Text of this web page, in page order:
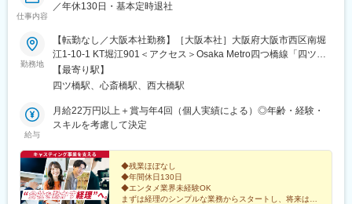
仕事内容
／年休130日・基本定時退社
勤務地
【転勤なし／大阪本社勤務】［大阪本社］大阪府大阪市西区南堀
江1-10-1 KT堀江901＜アクセス＞Osaka Metro四つ橋線「四ツ橋
駅」より徒歩5分※受動喫煙対策あり：屋内禁煙
【最寄り駅】
四ツ橋駅、心斎橋駅、西大橋駅
給与
月給22万円以上＋賞与年4回（個人実績による）◎年齢・経験・
スキルを考慮して決定
◆残業ほぼなし
◆年間休日130日
◆エンタメ業界未経験OK
まずは経理のシンプルな業務からスタートし、将来はバ